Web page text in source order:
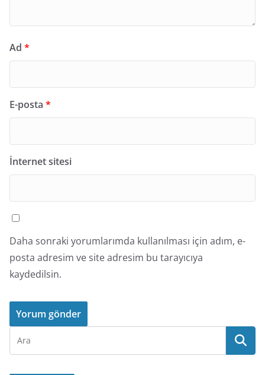
Ad *
E-posta *
İnternet sitesi
Daha sonraki yorumlarımda kullanılması için adım, e-
posta adresim ve site adresim bu tarayıcıya
kaydedilsin.